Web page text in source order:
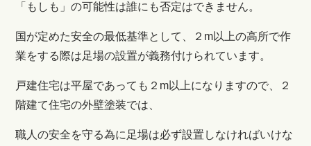
「もしも」の可能性は誰にも否定はできません。
国が定めた安全の最低基準として、２m以上の高所で作
業をする際は足場の設置が義務付けられています。
戸建住宅は平屋であっても２m以上になりますので、２
階建て住宅の外壁塗装では、
職人の安全を守る為に足場は必ず設置しなければいけな